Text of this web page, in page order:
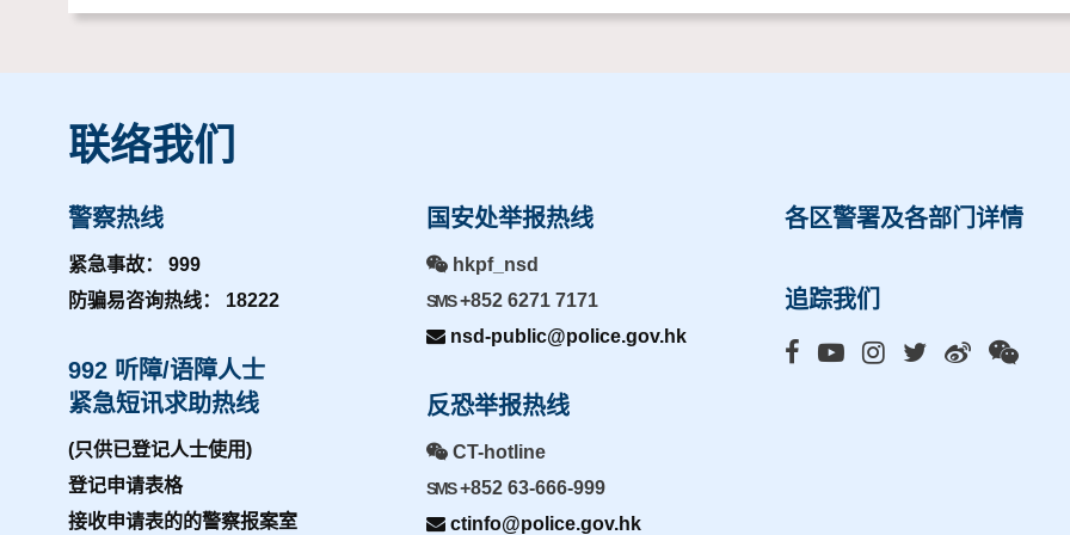
联络我们
警察热线
紧急事故： 999
防骗易咨询热线： 18222
992 听障/语障人士
紧急短讯求助热线
(只供已登记人士使用)
登记申请表格
接收申请表的的警察报案室
国安处举报热线
hkpf_nsd
SMS+852 6271 7171
nsd-public@police.gov.hk
反恐举报热线
CT-hotline
SMS+852 63-666-999
ctinfo@police.gov.hk
各区警署及各部门详情
追踪我们